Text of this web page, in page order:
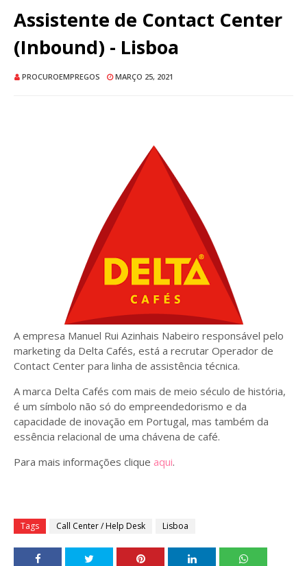
Assistente de Contact Center
(Inbound) - Lisboa
PROCUROEMPREGOS MARÇO 25, 2021
A empresa Manuel Rui Azinhais Nabeiro responsável pelo
marketing da Delta Cafés, está a recrutar Operador de
Contact Center para linha de assistência técnica.
A marca Delta Cafés com mais de meio século de história,
é um símbolo não só do empreendedorismo e da
capacidade de inovação em Portugal, mas também da
essência relacional de uma chávena de café.
Para mais informações clique aqui.
Tags Call Center / Help Desk Lisboa